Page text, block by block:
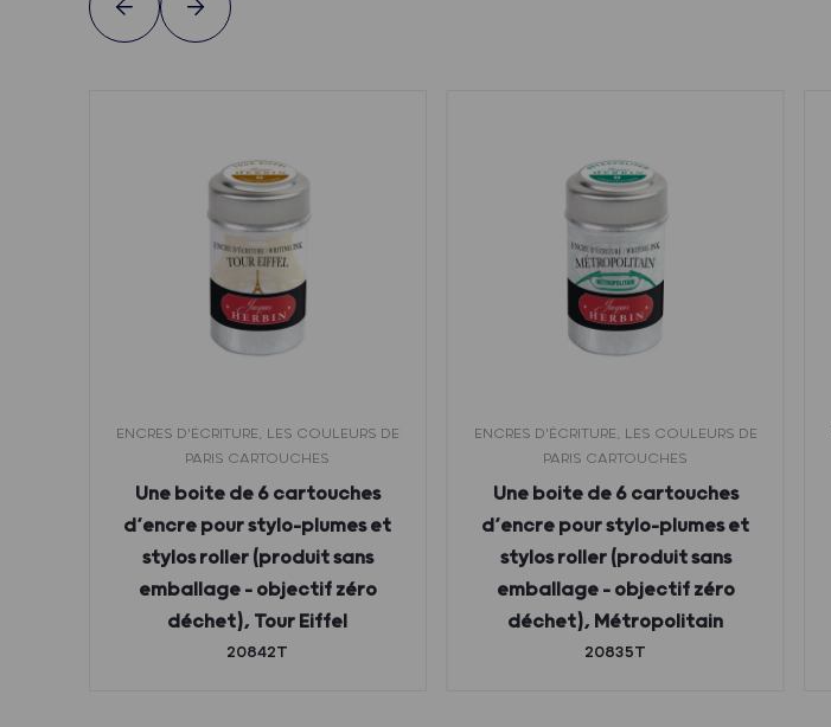
ENCRES D'ÉCRITURE, LES COULEURS DE
PARIS CARTOUCHES
Une boite de 6 cartouches
d’encre pour stylo-plumes et
stylos roller (produit sans
emballage – objectif zéro
déchet), Tour Eiffel
20842T
ENCRES D'ÉCRITURE, LES COULEURS DE
PARIS CARTOUCHES
Une boite de 6 cartouches
d’encre pour stylo-plumes et
stylos roller (produit sans
emballage – objectif zéro
déchet), Métropolitain
20835T